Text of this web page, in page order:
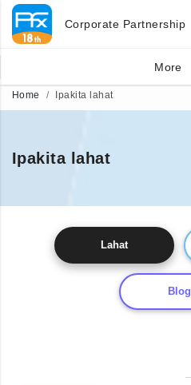
Corporate Partnership
More
Home Ipakita lahat
Ipakita lahat
Lahat
Blog